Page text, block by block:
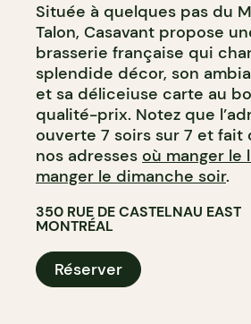
Située à quelques pas du
Talon, Casavant propose
brasserie française qui
splendide décor, son
et sa déliceiuse carte au
qualité-prix. Notez que
ouverte 7 soirs sur 7 et
nos adresses où manger le
manger le dimanche soir.
350 RUE DE CASTELNAU EAST
MONTRÉAL
Réserver